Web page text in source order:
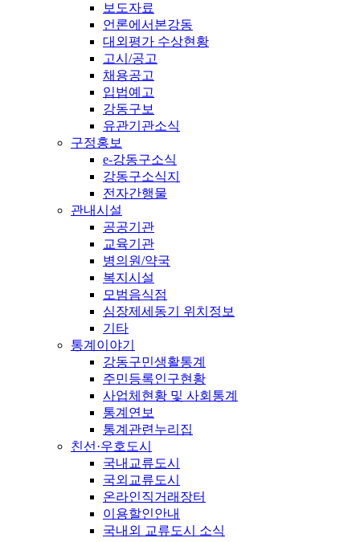
보도자료
언론에서본강동
대외평가 수상현황
고시/공고
채용공고
입법예고
강동구보
유관기관소식
구정홍보
e-강동구소식
강동구소식지
전자간행물
관내시설
공공기관
교육기관
병의원/약국
복지시설
모범음식점
심장제세동기 위치정보
기타
통계이야기
강동구민생활통계
주민등록인구현황
사업체현황 및 사회통계
통계연보
통계관련누리집
친선·우호도시
국내교류도시
국외교류도시
온라인직거래장터
이용할인안내
국내외 교류도시 소식